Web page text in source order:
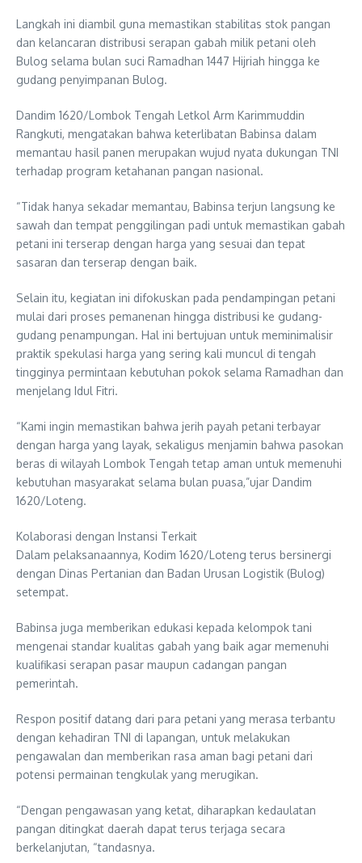
Langkah ini diambil guna memastikan stabilitas stok pangan
dan kelancaran distribusi serapan gabah milik petani oleh
Bulog selama bulan suci Ramadhan 1447 Hijriah hingga ke
gudang penyimpanan Bulog.
Dandim 1620/Lombok Tengah Letkol Arm Karimmuddin
Rangkuti, mengatakan bahwa keterlibatan Babinsa dalam
memantau hasil panen merupakan wujud nyata dukungan TNI
terhadap program ketahanan pangan nasional.
“Tidak hanya sekadar memantau, Babinsa terjun langsung ke
sawah dan tempat penggilingan padi untuk memastikan gabah
petani ini terserap dengan harga yang sesuai dan tepat
sasaran dan terserap dengan baik.
Selain itu, kegiatan ini difokuskan pada pendampingan petani
mulai dari proses pemanenan hingga distribusi ke gudang-
gudang penampungan. Hal ini bertujuan untuk meminimalisir
praktik spekulasi harga yang sering kali muncul di tengah
tingginya permintaan kebutuhan pokok selama Ramadhan dan
menjelang Idul Fitri.
“Kami ingin memastikan bahwa jerih payah petani terbayar
dengan harga yang layak, sekaligus menjamin bahwa pasokan
beras di wilayah Lombok Tengah tetap aman untuk memenuhi
kebutuhan masyarakat selama bulan puasa,”ujar Dandim
1620/Loteng.
Kolaborasi dengan Instansi Terkait
Dalam pelaksanaannya, Kodim 1620/Loteng terus bersinergi
dengan Dinas Pertanian dan Badan Urusan Logistik (Bulog)
setempat.
Babinsa juga memberikan edukasi kepada kelompok tani
mengenai standar kualitas gabah yang baik agar memenuhi
kualifikasi serapan pasar maupun cadangan pangan
pemerintah.
Respon positif datang dari para petani yang merasa terbantu
dengan kehadiran TNI di lapangan, untuk melakukan
pengawalan dan memberikan rasa aman bagi petani dari
potensi permainan tengkulak yang merugikan.
“Dengan pengawasan yang ketat, diharapkan kedaulatan
pangan ditingkat daerah dapat terus terjaga secara
berkelanjutan, “tandasnya.